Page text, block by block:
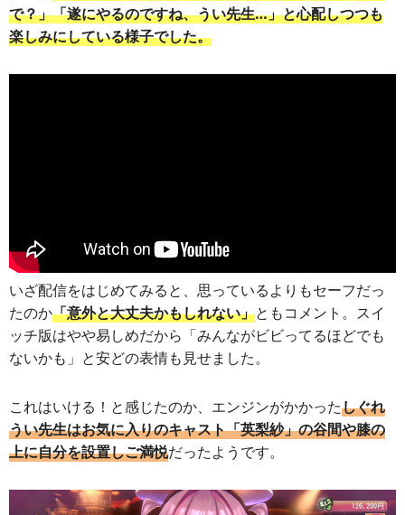
で？」「遂にやるのですね、うい先生…」と心配しつつも
楽しみにしている様子でした。
いざ配信をはじめてみると、思っているよりもセーフだっ
たのか「意外と大丈夫かもしれない」ともコメント。スイ
ッチ版はやや易しめだから「みんながビビってるほどでも
ないかも」と安どの表情も見せました。
これはいける！と感じたのか、エンジンがかかったしぐれ
うい先生はお気に入りのキャスト「英梨紗」の谷間や膝の
上に自分を設置しご満悦だったようです。